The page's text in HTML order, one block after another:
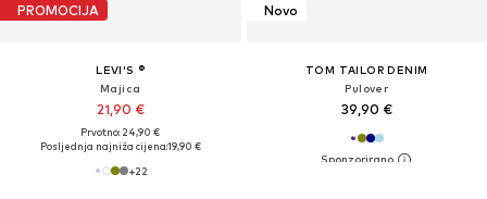
PROMOCIJA
LEVI'S ®
Majica
21,90 €
Prvotno: 24,90 €
Posljednja najniža cijena:19,90 €
+22
Novo
TOM TAILOR DENIM
Pulover
39,90 €